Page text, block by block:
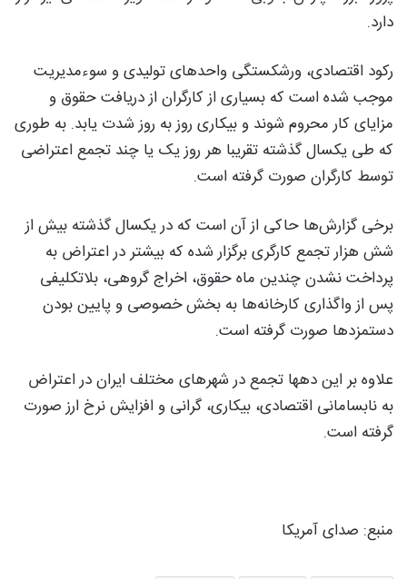
دارد.
رکود اقتصادی، ورشکستگی واحدهای تولیدی و سوءمدیریت
موجب شده است که بسیاری از کارگران از دریافت حقوق و
مزایای کار محروم شوند و بیکاری روز به روز شدت یابد. به طوری
که ​طی یکسال گذشته تقریبا هر روز یک یا چند تجمع اعتراضی
توسط کارگران صورت گرفته است.
برخی گزارش‌ها حاکی از آن است که در یکسال گذشته بیش از
شش هزار تجمع کارگری برگزار شده که بیشتر در اعتراض به
پرداخت نشدن چندین ماه حقوق، اخراج گروهی، بلاتکلیفی
پس از واگذاری کارخانه‌ها به بخش خصوصی و پایین بودن
دستمزدها صورت گرفته است.
علاوه بر این دهها تجمع در شهرهای مختلف ایران در اعتراض
به نابسامانی اقتصادی، بیکاری، گرانی و افزایش نرخ ارز صورت
گرفته است.
منبع: صدای آمریکا